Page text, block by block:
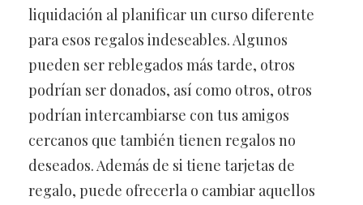
liquidación al planificar un curso diferente
para esos regalos indeseables. Algunos
pueden ser reblegados más tarde, otros
podrían ser donados, así como otros, otros
podrían intercambiarse con tus amigos
cercanos que también tienen regalos no
deseados. Además de si tiene tarjetas de
regalo, puede ofrecerla o cambiar aquellos